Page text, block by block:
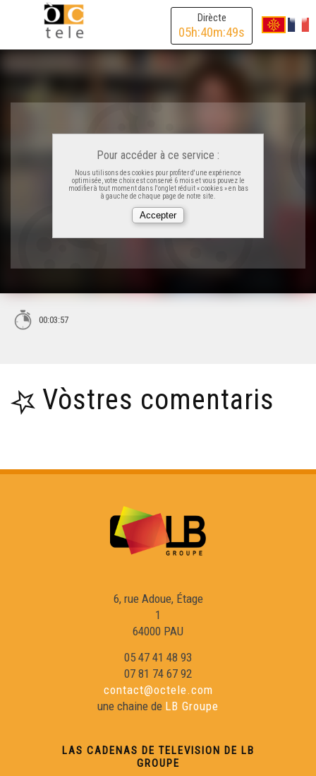
Dirècte
05h:40m:49s
Pour accéder à ce service :
Nous utilisons des cookies pour profiter d'une expérience
optimisée, votre choix est conservé 6 mois et vous pouvez le
modifier à tout moment dans l'onglet réduit « cookies » en bas
à gauche de chaque page de notre site.
00:03:57
Vòstres comentaris
6, rue Adoue, Étage
1
64000 PAU
05 47 41 48 93
07 81 74 67 92
contact@octele.com
une chaine de LB Groupe
LAS CADENAS DE TELEVISION DE LB
GROUPE